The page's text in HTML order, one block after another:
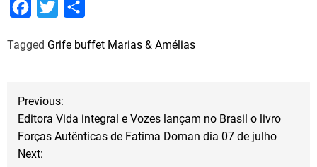
c
o
o
k
i
e
r
a
Tagged Grife buffet Marias & Amélias
NPrevious:
Editora Vida integral e Vozes lançam no Brasil o livro
Forças Autênticas de Fatima Doman dia 07 de julho
Next: